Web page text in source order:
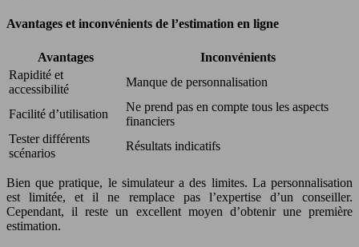
Avantages et inconvénients de l’estimation en ligne
Avantages
Inconvénients
Rapidité et
accessibilité
Manque de personnalisation
Facilité d’utilisation
Ne prend pas en compte tous les aspects
financiers
Tester différents
scénarios
Résultats indicatifs
Bien que pratique, le simulateur a des limites. La personnalisation
est limitée, et il ne remplace pas l’expertise d’un conseiller.
Cependant, il reste un excellent moyen d’obtenir une première
estimation.